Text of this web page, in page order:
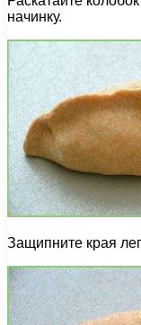
начинку.
Защипните края